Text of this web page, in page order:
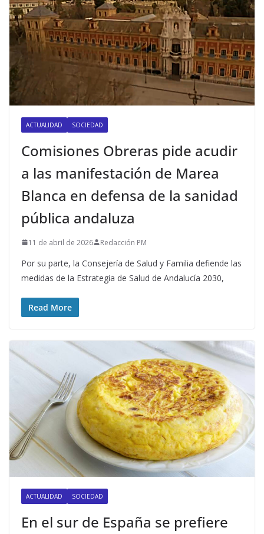
ACTUALIDAD SOCIEDAD
Comisiones Obreras pide acudir
a las manifestación de Marea
Blanca en defensa de la sanidad
pública andaluza
11 de abril de 2026 Redacción PM
Por su parte, la Consejería de Salud y Familia defiende las
medidas de la Estrategia de Salud de Andalucía 2030,
Read More
ACTUALIDAD SOCIEDAD
En el sur de España se prefiere